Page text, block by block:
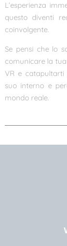
L’esperienza
questo diventi
coinvolgente.
Se pensi che lo
comunicare la
VR e
suo interno e
mondo reale.